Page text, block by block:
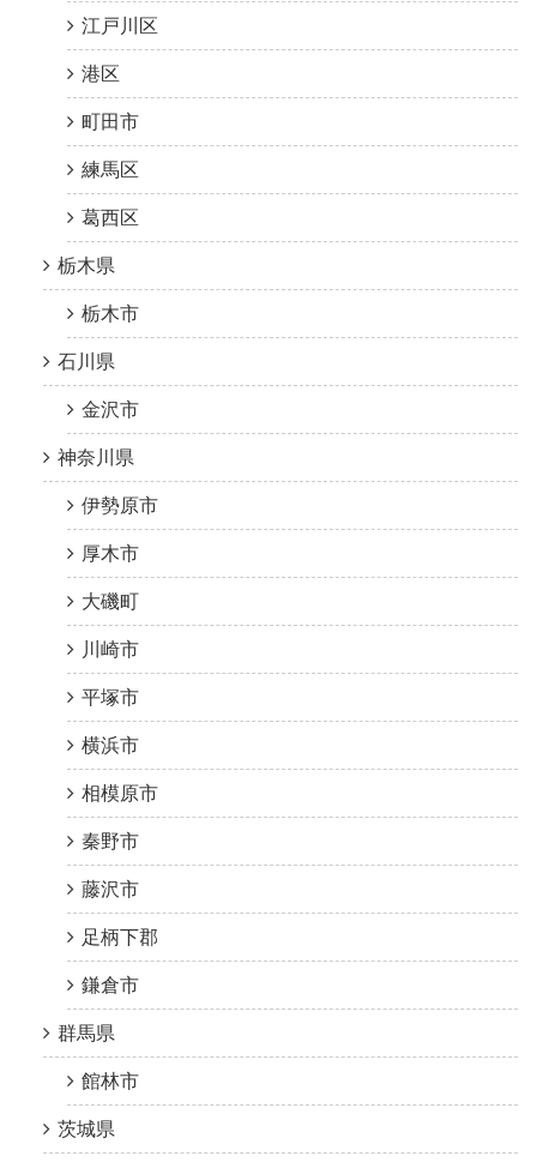
江戸川区
港区
町田市
練馬区
葛西区
栃木県
栃木市
石川県
金沢市
神奈川県
伊勢原市
厚木市
大磯町
川崎市
平塚市
横浜市
相模原市
秦野市
藤沢市
足柄下郡
鎌倉市
群馬県
館林市
茨城県